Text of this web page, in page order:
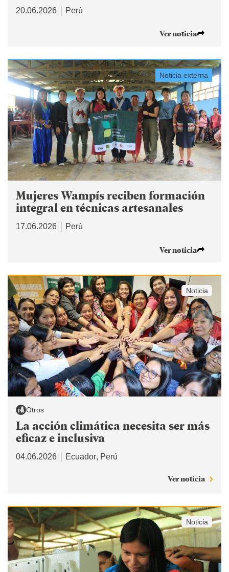
20.06.2026 Perú
Ver noticia
Noticia externa
Mujeres Wampís reciben formación
integral en técnicas artesanales
17.06.2026 Perú
Ver noticia
Noticia
Otros
La acción climática necesita ser más
eficaz e inclusiva
04.06.2026 Ecuador Perú
Ver noticia
Noticia